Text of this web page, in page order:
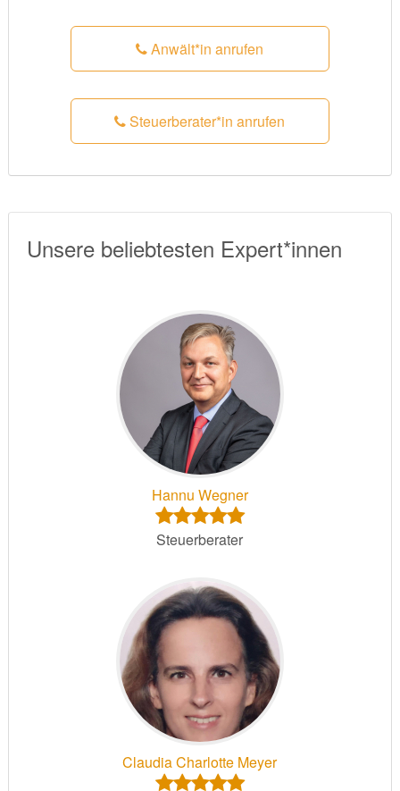
Anwält*in anrufen
Steuerberater*in anrufen
Unsere beliebtesten Expert*innen
Hannu Wegner
Steuerberater
Claudia Charlotte Meyer